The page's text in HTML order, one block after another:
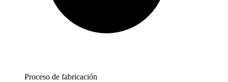
Proceso de fabricación